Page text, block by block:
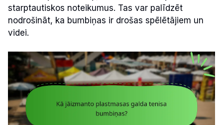
starptautiskos noteikumus. Tas var palīdzēt
nodrošināt, ka bumbiņas ir drošas spēlētājiem un
videi.